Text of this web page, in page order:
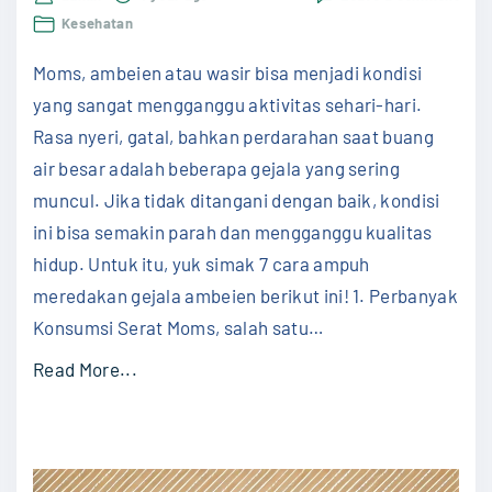
a
G
e
t
a
h
B
e
n
i
B
Kesehatan
Moms, ambeien atau wasir bisa menjadi kondisi
yang sangat mengganggu aktivitas sehari-hari.
Rasa nyeri, gatal, bahkan perdarahan saat buang
air besar adalah beberapa gejala yang sering
muncul. Jika tidak ditangani dengan baik, kondisi
ini bisa semakin parah dan mengganggu kualitas
hidup. Untuk itu, yuk simak 7 cara ampuh
meredakan gejala ambeien berikut ini! 1. Perbanyak
Konsumsi Serat Moms, salah satu…
Read More...